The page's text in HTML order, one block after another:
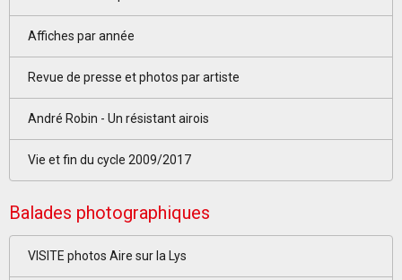
Affiches par année
Revue de presse et photos par artiste
André Robin - Un résistant airois
Vie et fin du cycle 2009/2017
Balades photographiques
VISITE photos Aire sur la Lys